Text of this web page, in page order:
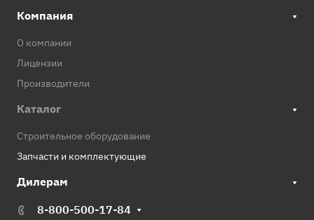
Компания
О компании
Лицензии
Производители
Каталог
Строительное оборудование
Запчасти и комплектующие
Дилерам
8-800-500-17-84